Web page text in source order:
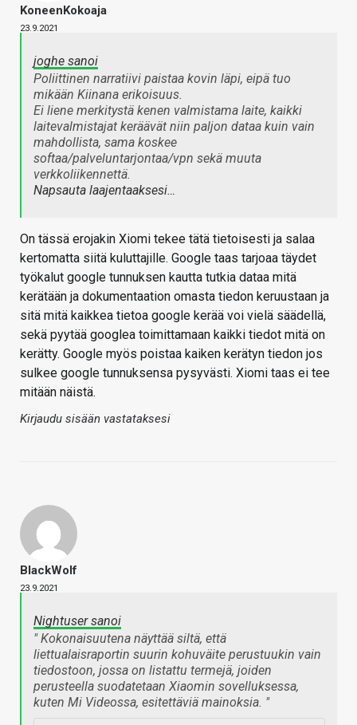
KoneenKokoaja
23.9.2021
joghe sanoi
Poliittinen narratiivi paistaa kovin läpi, eipä tuo
mikään Kiinana erikoisuus.
Ei liene merkitystä kenen valmistama laite, kaikki
laitevalmistajat keräävät niin paljon dataa kuin vain
mahdollista, sama koskee
softaa/palveluntarjontaa/vpn sekä muuta
verkkoliikennettä.
Napsauta laajentaaksesi…
On tässä erojakin Xiomi tekee tätä tietoisesti ja salaa
kertomatta siitä kuluttajille. Google taas tarjoaa täydet
työkalut google tunnuksen kautta tutkia dataa mitä
kerätään ja dokumentaation omasta tiedon keruustaan ja
sitä mitä kaikkea tietoa google kerää voi vielä säädellä,
sekä pyytää googlea toimittamaan kaikki tiedot mitä on
kerätty. Google myös poistaa kaiken kerätyn tiedon jos
sulkee google tunnuksensa pysyvästi. Xiomi taas ei tee
mitään näistä.
Kirjaudu sisään vastataksesi
BlackWolf
23.9.2021
Nightuser sanoi
" Kokonaisuutena näyttää siltä, että
liettualaisraportin suurin kohuväite perustuukin vain
tiedostoon, jossa on listattu termejä, joiden
perusteella suodatetaan Xiaomin sovelluksessa,
kuten Mi Videossa, esitettäviä mainoksia. "